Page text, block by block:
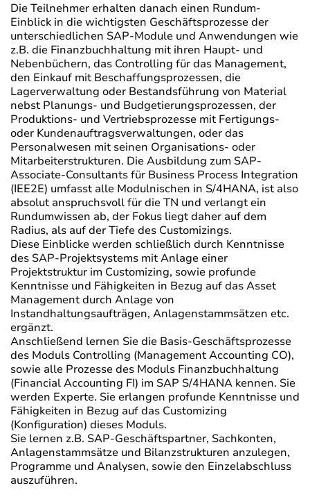
Die Teilnehmer erhalten danach einen Rundum-
Einblick in die wichtigsten Geschäftsprozesse der
unterschiedlichen SAP-Module und Anwendungen wie
z.B. die Finanzbuchhaltung mit ihren Haupt- und
Nebenbüchern, das Controlling für das Management,
den Einkauf mit Beschaffungsprozessen, die
Lagerverwaltung oder Bestandsführung von Material
nebst Planungs- und Budgetierungsprozessen, der
Produktions- und Vertriebsprozesse mit Fertigungs-
oder Kundenauftragsverwaltungen, oder das
Personalwesen mit seinen Organisations- oder
Mitarbeiterstrukturen. Die Ausbildung zum SAP-
Associate-Consultants für Business Process Integration
(IEE2E) umfasst alle Modulnischen in S/4HANA, ist also
absolut anspruchsvoll für die TN und verlangt ein
Rundumwissen ab, der Fokus liegt daher auf dem
Radius, als auf der Tiefe des Customizings.
Diese Einblicke werden schließlich durch Kenntnisse
des SAP-Projektsystems mit Anlage einer
Projektstruktur im Customizing, sowie profunde
Kenntnisse und Fähigkeiten in Bezug auf das Asset
Management durch Anlage von
Instandhaltungsaufträgen, Anlagenstammsätzen etc.
ergänzt.
Anschließend lernen Sie die Basis-Geschäftsprozesse
des Moduls Controlling (Management Accounting CO),
sowie alle Prozesse des Moduls Finanzbuchhaltung
(Financial Accounting FI) im SAP S/4HANA kennen. Sie
werden Experte. Sie erlangen profunde Kenntnisse und
Fähigkeiten in Bezug auf das Customizing
(Konfiguration) dieses Moduls.
Sie lernen z.B. SAP-Geschäftspartner, Sachkonten,
Anlagenstammsätze und Bilanzstrukturen anzulegen,
Programme und Analysen, sowie den Einzelabschluss
auszuführen.